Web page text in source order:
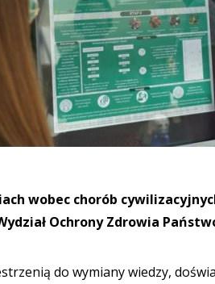
wobec chorób
Ochrony Zdrowia
do wymiany wiedzy,